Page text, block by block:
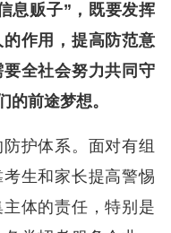
息贩子”，既要发挥
作用，提高防范意
全社会努力共同守
的前途梦想。
护体系。面对有组
生和家长提高警惕
体的责任，特别是